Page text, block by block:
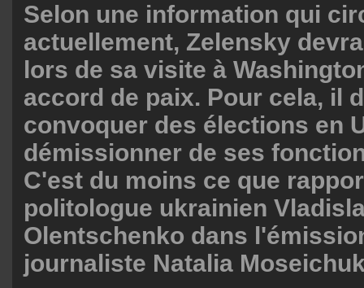
Selon une information qui
actuellement, Zelensky
lors de sa visite à
accord de paix. Pour cela, il
convoquer des élections en
démissionner de ses
C'est du moins ce que
politologue ukrainien
Olentschenko dans
journaliste Natalia